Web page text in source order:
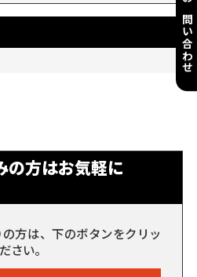
お問い合わせ
の方はお気軽に
方は、下のボタンをクリッ
さい。